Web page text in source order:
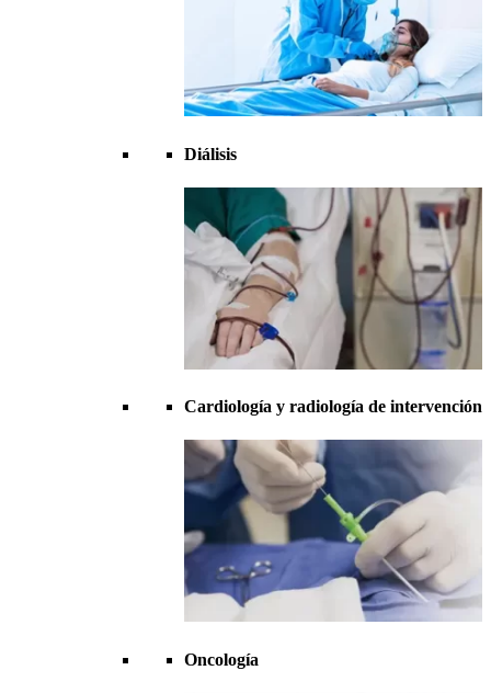
Diálisis
Cardiología y radiología de intervención
Oncología